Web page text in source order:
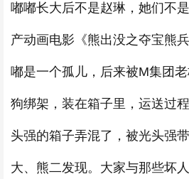
嘟嘟长大后不是赵琳，她们不
产动画电影《熊出没之夺宝熊
嘟是一个孤儿，后来被M集团
狗绑架，装在箱子里，运送过
头强的箱子弄混了，被光头强
大、熊二发现。大家与那些坏